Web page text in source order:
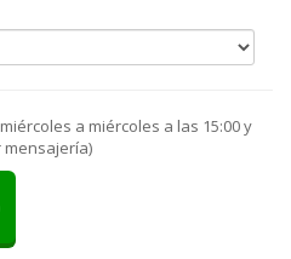
a miércoles a las 15:00 y